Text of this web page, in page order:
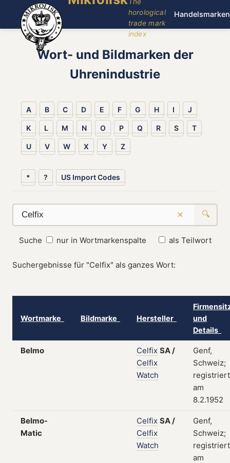
horological
trade mark
index
Handelsmarken
Wort- und Bildmarken der
Uhrenindustrie
A B C D E F G H I J
K L M N O P Q R S T
U V W X Y Z
* ? US Import Codes
× 🔍
Suche nur in Wortmarkenspalte als Teilwort
Suchergebnisse für "Celfix" als ganzes Wort:
Wortmarke Bildmarke Hersteller
und
Details
Belmo Celfix SA/
Celfix
Watch
Genf,
Schweiz;
registriert
am
8.2.1952
Belmo-
Matic
Celfix SA/
Celfix
Watch
Genf,
Schweiz;
registriert
am